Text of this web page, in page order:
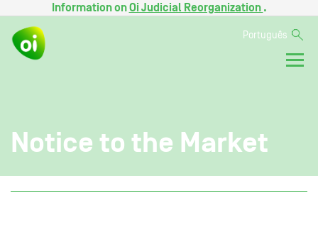
Information onOi Judicial Reorganization .
Português
Notice to the Market